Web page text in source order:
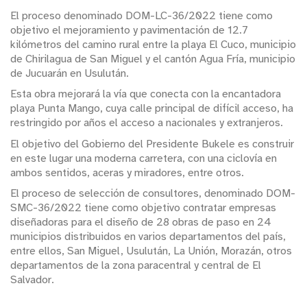
El proceso denominado DOM-LC-36/2022 tiene como
objetivo el mejoramiento y pavimentación de 12.7
kilómetros del camino rural entre la playa El Cuco, municipio
de Chirilagua de San Miguel y el cantón Agua Fría, municipio
de Jucuarán en Usulután.
Esta obra mejorará la vía que conecta con la encantadora
playa Punta Mango, cuya calle principal de difícil acceso, ha
restringido por años el acceso a nacionales y extranjeros.
El objetivo del Gobierno del Presidente Bukele es construir
en este lugar una moderna carretera, con una ciclovía en
ambos sentidos, aceras y miradores, entre otros.
El proceso de selección de consultores, denominado DOM-
SMC-36/2022 tiene como objetivo contratar empresas
diseñadoras para el diseño de 28 obras de paso en 24
municipios distribuidos en varios departamentos del país,
entre ellos, San Miguel, Usulután, La Unión, Morazán, otros
departamentos de la zona paracentral y central de El
Salvador.